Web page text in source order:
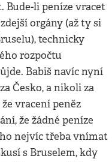
Bude-li peníze vracet
orgány (až ty si
technicky
rozpočtu
Babiš navíc nyní
Česko, a nikoli za
vracení peněz
že žádné peníze
nejvíc třeba vnímat
s Bruselem, kdy